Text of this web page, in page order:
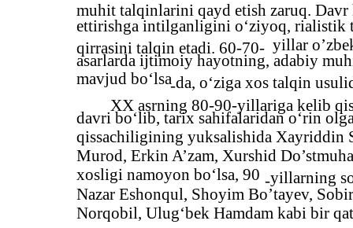
muhit talqinlarini qayd etish zaruq.
ettirishga intilganligini o‘ziyoq, rialistik
qirrasini talqin etadi. 60-70- yillar
asarlarda ijtimoiy hayotning, adabiy
mavjud bo‘lsa-da, o‘ziga xos talqin
XX asrning 80-90-yillariga kelib
davri bo‘lib, tarix sahifalaridan o‘rin
qissachiligining yuksalishida Xayriddin
Murod, Erkin A’zam, Xurshid
xosligi namoyon bo‘lsa, 90 -yillarning
Nazar Eshonqul, Shoyim Bo’tayev,
Norqobil, Ulug‘bek Hamdam kabi bir